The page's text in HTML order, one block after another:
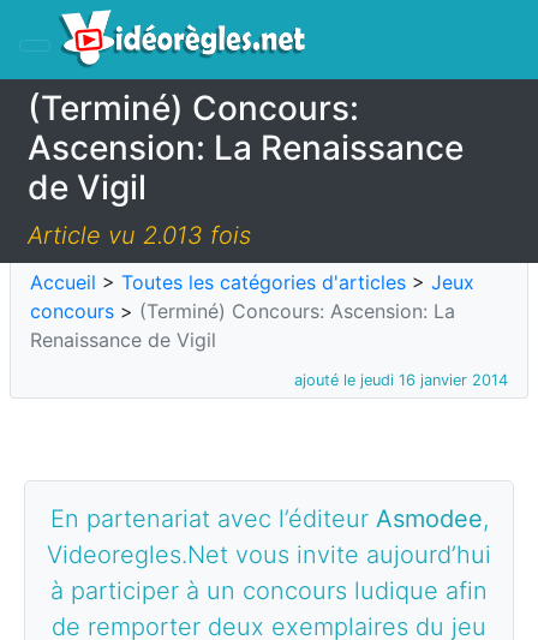
(Terminé) Concours:
Ascension: La Renaissance
de Vigil
Article vu 2.013 fois
Accueil > Toutes les catégories d'articles > Jeux
concours > (Terminé) Concours: Ascension: La
Renaissance de Vigil
ajouté le jeudi 16 janvier 2014
En partenariat avec l’éditeur Asmodee,
Videoregles.Net vous invite aujourd’hui
à participer à un concours ludique afin
de remporter deux exemplaires du jeu